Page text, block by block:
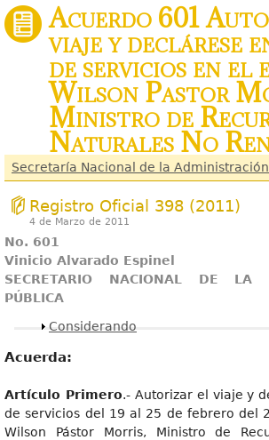
Acuerdo 601
viaje y declárese
de servicios en el
Wilson Pastor
Ministro de
Naturales No
Secretaría Nacional de la
Registro Oficial 398 (2011)
4 de Marzo de 2011
No. 601
Vinicio Alvarado Espinel
SECRETARIO NACIONAL DE LA
PÚBLICA
Mostrar
Considerando
Acuerda:
Artículo Primero.- Autorizar el viaje y
de servicios del 19 al 25 de febrero del
Wilson Pástor Morris, Ministro de